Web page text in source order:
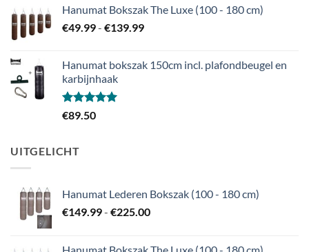
Hanumat Bokszak The Luxe (100 - 180 cm)
€49.99- €139.99Prijsklasse:
€139.99
Hanumat bokszak 150cm incl. plafondbeugel en
karbijnhaak
Gewaardeerd
€89.50
UITGELICHT
Hanumat Lederen Bokszak (100 - 180 cm)
€149.99- €225.00Prijsklasse:
Hanumat Bokszak The Luxe (100 - 180 cm)